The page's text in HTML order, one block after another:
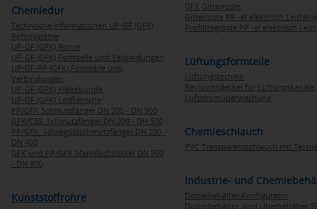
Chemiedur
Technische Informationen UP-GF (GFK)
Rohrsysteme
UP-GF (GFK) Rohre
UP-GF (GFK) Formteile und Verbindungen
UP-GF-PP (GFK) Formteile und
Verbindungen
UP-GF (GFK) Klebebunde
UP-GF (GFK) Losflansche
PP/GFK Schmutzfänger DN 200 - DN 500
GFK/CSS Schmutzfänger DN 200 - DN 500
PP/GFK Schrägsitzschmutzfänger DN 200 -
DN 400
GFK und PP/GFK Mannlochdeckel DN 500
- DN 800
Kunststoffrohre
GFK Gitterroste
Gitterroste PP -el elektrisch Leitfähig
Profiltragroste PP -el elektrisch
Lüftungsformteile
Lüftungstechnik
Revisionsdeckel für Lüftungskanäle
Luftstromüberwachung
Chemieschlauch
PVC Transparentschlauch mit
Industrie- und
Dosierbehälter-Konfigurator
Dosierbehälter und Überbehälter